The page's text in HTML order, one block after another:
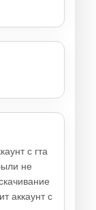
с гта
не
аккаунт с